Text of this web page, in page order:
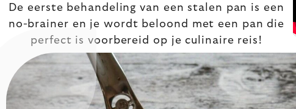
De eerste behandeling van een stalen pan is een
no-brainer en je wordt beloond met een pan die
perfect is voorbereid op je culinaire reis!